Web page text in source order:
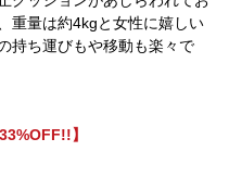
重量は約4kgと女性に嬉しい
持ち運びもや移動も楽々で
33%OFF!!】